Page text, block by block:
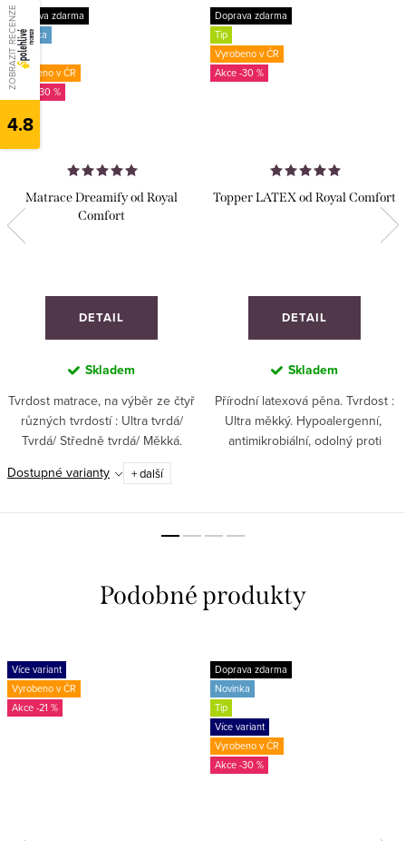
Doprava zdarma
Novinka
Tip
Vyrobeno v ČR
-30 %
Matrace Dreamify od Royal
Comfort
DETAIL
Skladem
Tvrdost matrace, na výběr ze čtyř
různých tvrdostí : Ultra tvrdá/
Tvrdá/ Středně tvrdá/ Měkká.
Vyrobeno v ČR. Matrace je
určená pro každé spaní.
Dostupné varianty + další
Doprava zdarma
Tip
Vyrobeno v ČR
-30 %
Topper LATEX od Royal Comfort
DETAIL
Skladem
Přírodní latexová pěna. Tvrdost :
Ultra měkký. Hypoalergenní,
antimikrobiální, odolný proti
Více variant
Vyrobeno v ČR
-21 %
Doprava zdarma
Novinka
Tip
Více variant
Vyrobeno v ČR
-30 %
ZOBRAZIT RECENZE
4.8